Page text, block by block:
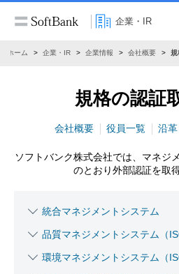
企業・IR
ホーム 企業・IR 企業情報 会社概要 規
規格の認証
会社概要 役員一覧 沿革
ソフトバンク株式会社では、マネジ
のとおり外部認証を取
統合マネジメントシステム
品質マネジメントシステム（
環境マネジメントシステム（